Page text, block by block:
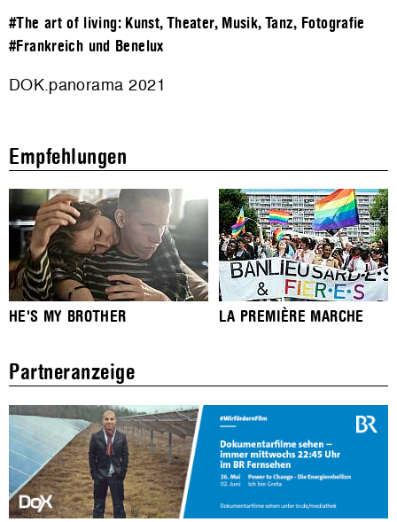
#The art of living: Kunst, Theater, Musik, Tanz, Fotografie
#Frankreich und Benelux
DOK.panorama 2021
Empfehlungen
HE'S MY BROTHER LA PREMIÈRE MARCHE
Partneranzeige